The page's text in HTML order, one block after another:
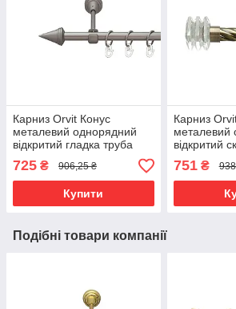
Карниз Orvit Конус
металевий однорядний
відкритий гладка труба
кільце металеве Сатин 16
мм 300 см (6091306)
725 ₴ 906,25 ₴
Купити
Карниз
металевий
відкритий
кільце
мм 160 см
751₴
Подібні товари компанії